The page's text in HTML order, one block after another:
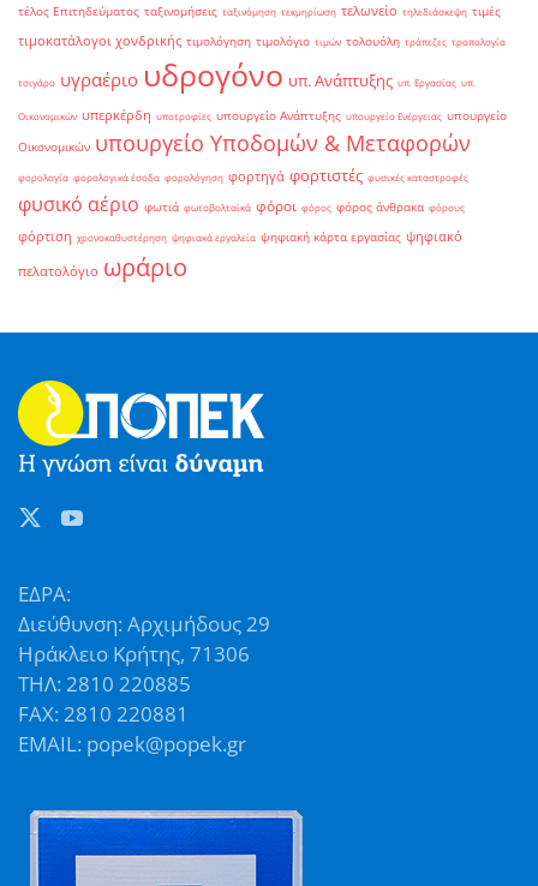
τέλος Επιτηδεύματος ταξινομήσεις ταξινόμηση τεκμηρίωση τελωνείο τηλεδιάσκεψη τιμές
τιμοκατάλογοι χονδρικής τιμολόγηση τιμολόγιο τιμών τολουόλη τράπεζες τροπολογία
τσιγάρο υγραέριο υδρογόνο υπ. Ανάπτυξης υπ. Εργασίας υπ.
Οικονομικών υπερκέρδη υποτροφίες υπουργείο Ανάπτυξης υπουργείο Ενέργειας υπουργείο
Οικονομικών υπουργείο Υποδομών & Μεταφορών
φορολογία φορολογικά έσοδα φορολόγηση φορτηγά φορτιστές φυσικές καταστροφές
φυσικό αέριο φωτιά φωτοβολταϊκά φόροι φόρος φόρος άνθρακα φόρους
φόρτιση χρονοκαθυστέρηση ψηφιακά εργαλεία ψηφιακή κάρτα εργασίας ψηφιακό
πελατολόγιο ωράριο
ΕΔΡΑ:
Διεύθυνση: Αρχιμήδους 29
Ηράκλειο Κρήτης, 71306
ΤΗΛ: 2810 220885
FAX: 2810 220881
EMAIL: popek@popek.gr